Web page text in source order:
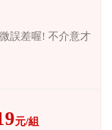
誤差喔! 不介意才
元/組